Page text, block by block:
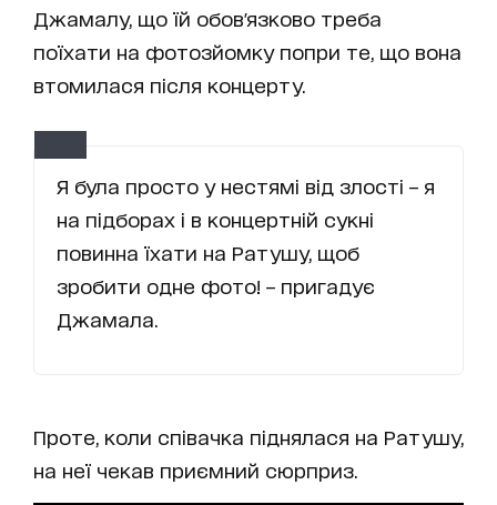
Джамалу, що їй обов'язково треба
поїхати на фотозйомку попри те, що вона
втомилася після концерту.
Я була просто у нестямі від злості – я
на підборах і в концертній сукні
повинна їхати на Ратушу, щоб
зробити одне фото! – пригадує
Джамала.
Проте, коли співачка піднялася на Ратушу,
на неї чекав приємний сюрприз.